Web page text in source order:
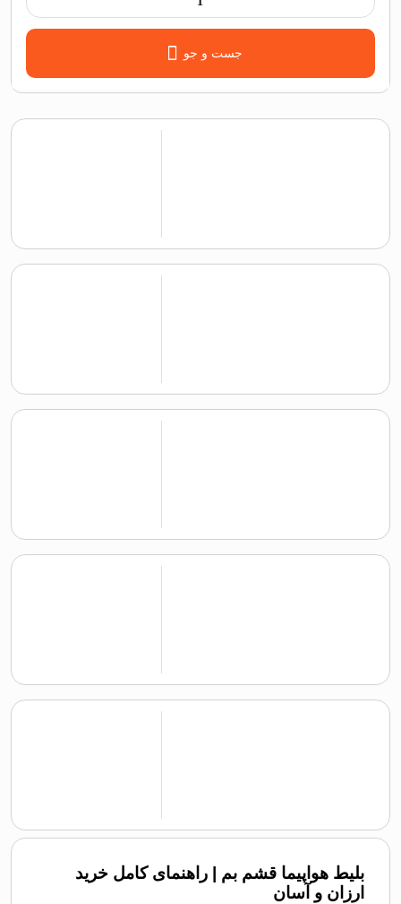
جست و جو
بلیط هواپیما قشم بم | راهنمای کامل خرید
ارزان و آسان